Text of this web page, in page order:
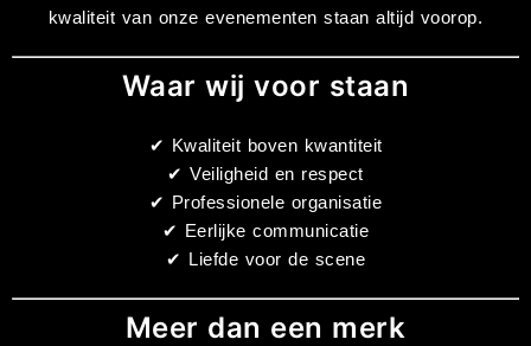
kwaliteit van onze evenementen staan altijd voorop.
Waar wij voor staan
✔ Kwaliteit boven kwantiteit
✔ Veiligheid en respect
✔ Professionele organisatie
✔ Eerlijke communicatie
✔ Liefde voor de scene
Meer dan een merk